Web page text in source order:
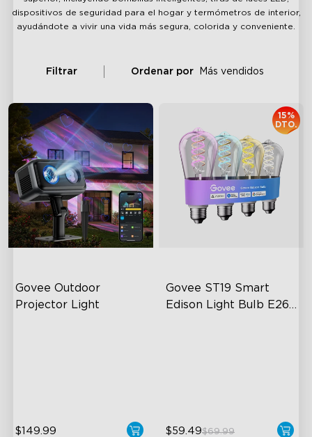
dispositivos de seguridad para el hogar y termómetros de interior,
ayudándote a vivir una vida más segura, colorida y conveniente.
Filtrar Ordenar por Más vendidos
Govee Outdoor
Projector Light
$149.99
Govee ST19 Smart
Edison Light Bulb E26
15%
DTO.
$59.49$69.99